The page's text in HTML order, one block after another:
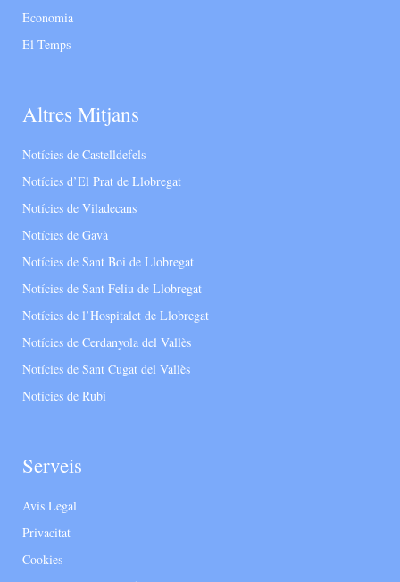
Economia
El Temps
Altres Mitjans
Notícies de Castelldefels
Notícies d’El Prat de Llobregat
Notícies de Viladecans
Notícies de Gavà
Notícies de Sant Boi de Llobregat
Notícies de Sant Feliu de Llobregat
Notícies de l’Hospitalet de Llobregat
Notícies de Cerdanyola del Vallès
Notícies de Sant Cugat del Vallès
Notícies de Rubí
Serveis
Avís Legal
Privacitat
Cookies